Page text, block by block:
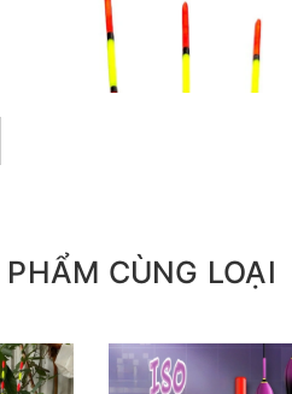
CÙNG LOẠI